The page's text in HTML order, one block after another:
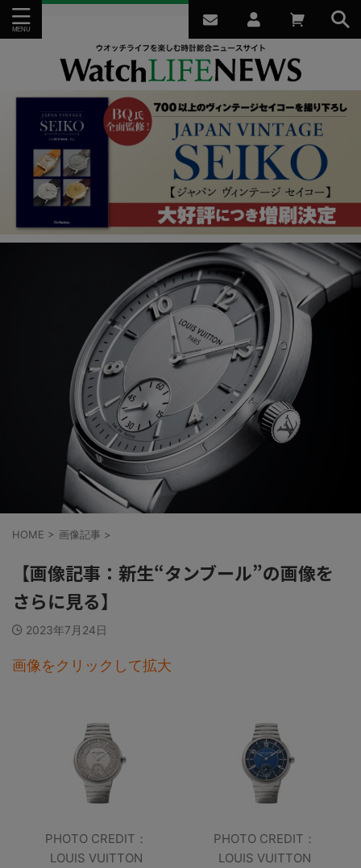
HOME > 画像記事 >
【画像記事：新生“タンブール”の画像を
さらに見る】
2023年7月24日
画像をクリックして拡大
PHOTO CREDIT：
LOUIS VUITTON
PHOTO CREDIT：
LOUIS VUITTON